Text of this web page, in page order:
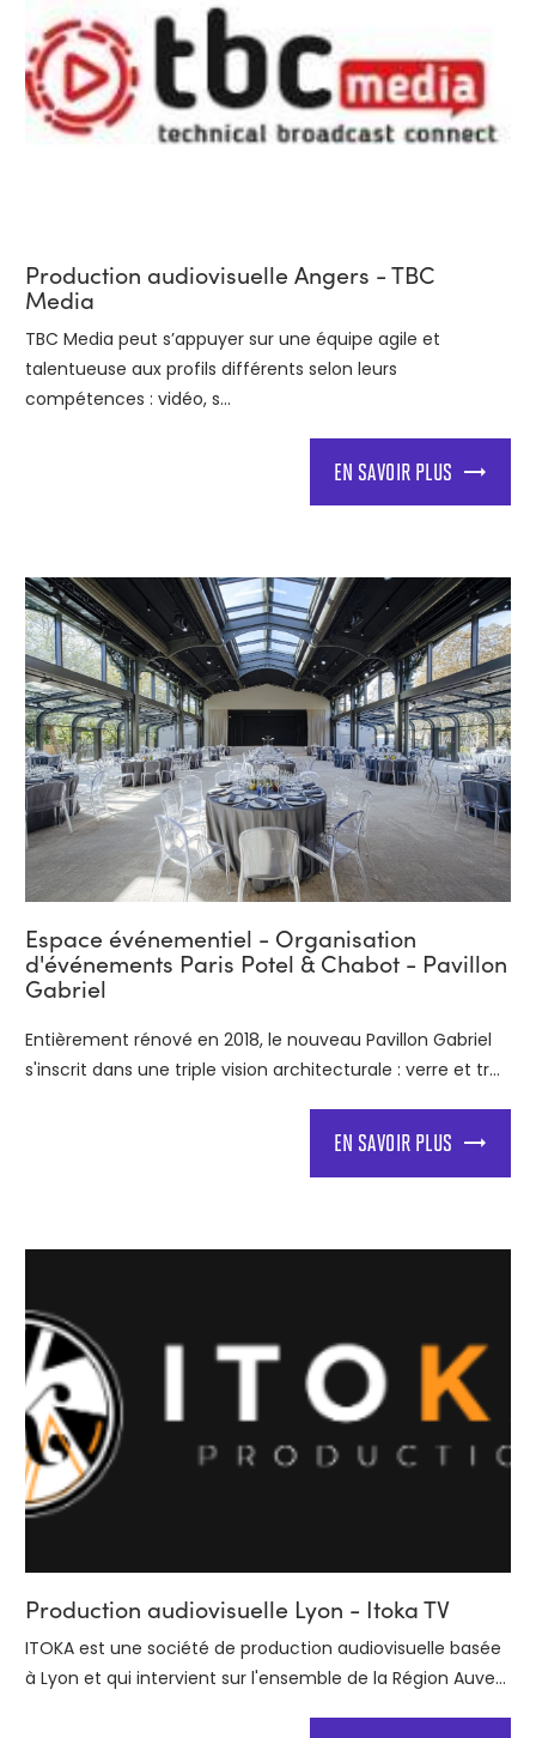
Production audiovisuelle Angers - TBC
Media
TBC Media peut s’appuyer sur une équipe agile et
talentueuse aux profils différents selon leurs
compétences : vidéo, s...
EN SAVOIR PLUS
Espace événementiel - Organisation
d'événements Paris Potel & Chabot - Pavillon
Gabriel
Entièrement rénové en 2018, le nouveau Pavillon Gabriel
s'inscrit dans une triple vision architecturale : verre et tr...
EN SAVOIR PLUS
Production audiovisuelle Lyon - Itoka TV
ITOKA est une société de production audiovisuelle basée
à Lyon et qui intervient sur l'ensemble de la Région Auve...